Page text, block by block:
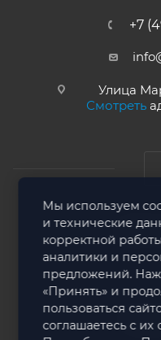
+7
Улица
Смотреть
2026
Мы используем
и технические
корректной
аналитики и
предложений.
«Принять» и
пользоваться
соглашаетесь с их